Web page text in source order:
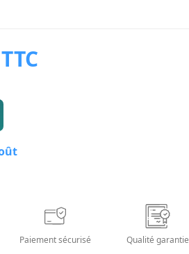
TTC
Paiement sécurisé Qualité garantie